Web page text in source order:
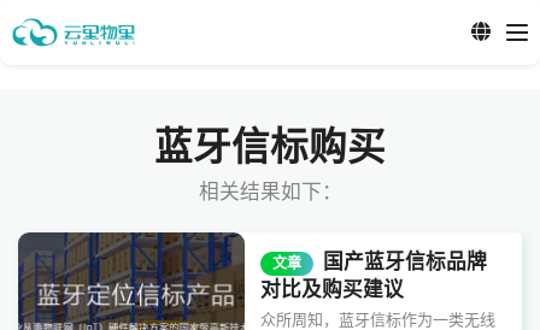
蓝牙信标购买
相关结果如下：
文章
国产蓝牙信标品牌
对比及购买建议
众所周知，蓝牙信标作为一类无线